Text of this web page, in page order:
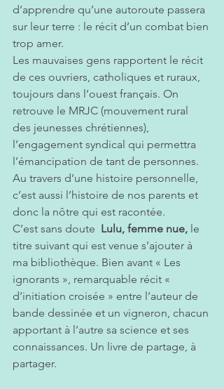
d’apprendre qu’une autoroute passera
sur leur terre : le récit d’un combat bien
trop amer.
Les mauvaises gens rapportent le récit
de ces ouvriers, catholiques et ruraux,
toujours dans l’ouest français. On
retrouve le MRJC (mouvement rural
des jeunesses chrétiennes),
l’engagement syndical qui permettra
l’émancipation de tant de personnes.
Au travers d’une histoire personnelle,
c’est aussi l’histoire de nos parents et
donc la nôtre qui est racontée.
C’est sans doute Lulu, femme nue, le
titre suivant qui est venue s’ajouter à
ma bibliothèque. Bien avant « Les
ignorants », remarquable récit «
d’initiation croisée » entre l’auteur de
bande dessinée et un vigneron, chacun
apportant à l’autre sa science et ses
connaissances. Un livre de partage, à
partager.